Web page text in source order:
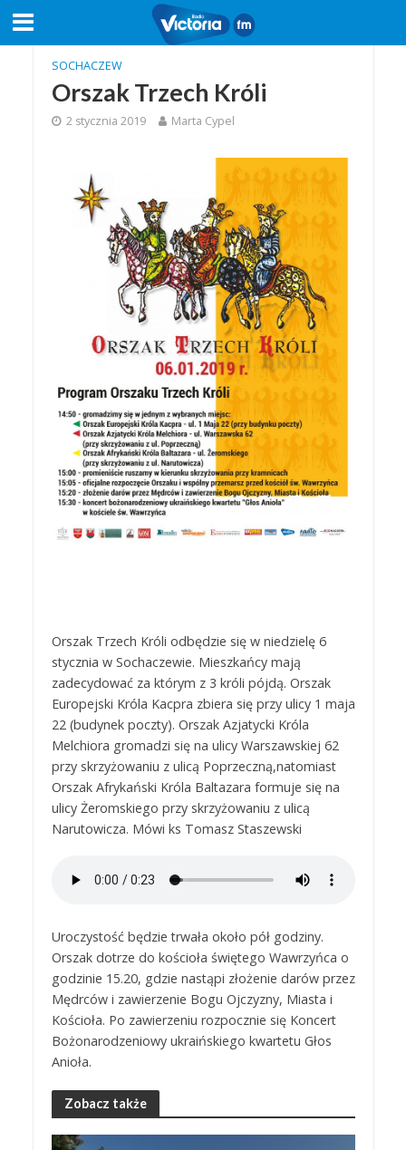
SOCHACZEW
Orszak Trzech Króli
2 stycznia 2019 Marta Cypel
Orszak Trzech Króli odbędzie się w niedzielę 6
stycznia w Sochaczewie. Mieszkańcy mają
zadecydować za którym z 3 króli pójdą. Orszak
Europejski Króla Kacpra zbiera się przy ulicy 1 maja
22 (budynek poczty). Orszak Azjatycki Króla
Melchiora gromadzi się na ulicy Warszawskiej 62
przy skrzyżowaniu z ulicą Poprzeczną,natomiast
Orszak Afrykański Króla Baltazara formuje się na
ulicy Żeromskiego przy skrzyżowaniu z ulicą
Narutowicza. Mówi ks Tomasz Staszewski
Uroczystość będzie trwała około pół godziny.
Orszak dotrze do kościoła świętego Wawrzyńca o
godzinie 15.20, gdzie nastąpi złożenie darów przez
Mędrców i zawierzenie Bogu Ojczyzny, Miasta i
Kościoła. Po zawierzeniu rozpocznie się Koncert
Bożonarodzeniowy ukraińskiego kwartetu Głos
Anioła.
Zobacz także